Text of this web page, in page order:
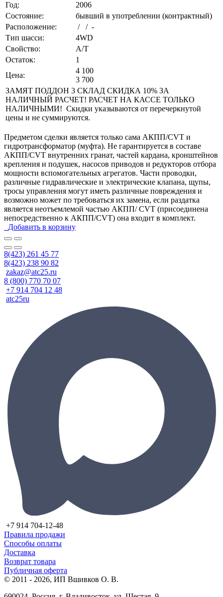
Год:
2006
Состояние:
бывший в употреблении (контрактный)
Расположение:
/ / -
Тип шасси:
4WD
Свойство:
A/T
Остаток:
1
Цена:
4 100
3 700
ЗАМЯТ ПОДДОН 3 СКЛАД СКИДКА 10% ЗА
НАЛИЧНЫЙ РАСЧЕТ! РАСЧЕТ НА КАССЕ ТОЛЬКО
НАЛИЧНЫМИ! Скидки указываются от перечеркнутой
цены и не суммируются.
Предметом сделки является только сама АКПП/CVT и
гидротрансформатор (муфта). Не гарантируется в составе
АКПП/CVT внутренних гранат, частей кардана, кронштейнов
крепления и подушек, насосов приводов и редукторов отбора
мощности вспомогательных агрегатов. Части проводки,
различные гидравлические и электрические клапана, щупы,
тросы управления могут иметь различные повреждения и
возможно может по требоваться их замена, если раздатка
является неотъемлемой частью АКПП/ CVT (присоединена
непосредственно к АКПП/CVT) она входит в комплект.
Добавить в корзину
8(423) 261 45 77
8(423) 238 90 82
zakaz@atc25.ru
8 (800) 770 70 07
+7 914 704 12 48
atc25ru
+7 914 704-12-48
Правила продажи
Способы оплаты
Доставка
Возврат товара
Публичная оферта
© 2011 - 2026, ИП Вшивков О. В.